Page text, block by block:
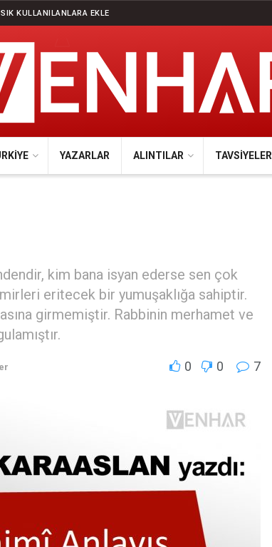
SIK KULLANILANLARA EKLE
YAZARLAR ALINTILAR TAVSIYELER
kim bana isyan ederse sen çok
eritecek bir yumuşaklığa sahiptir.
girmemiştir. Rabbinin merhamet ve
0 0 7